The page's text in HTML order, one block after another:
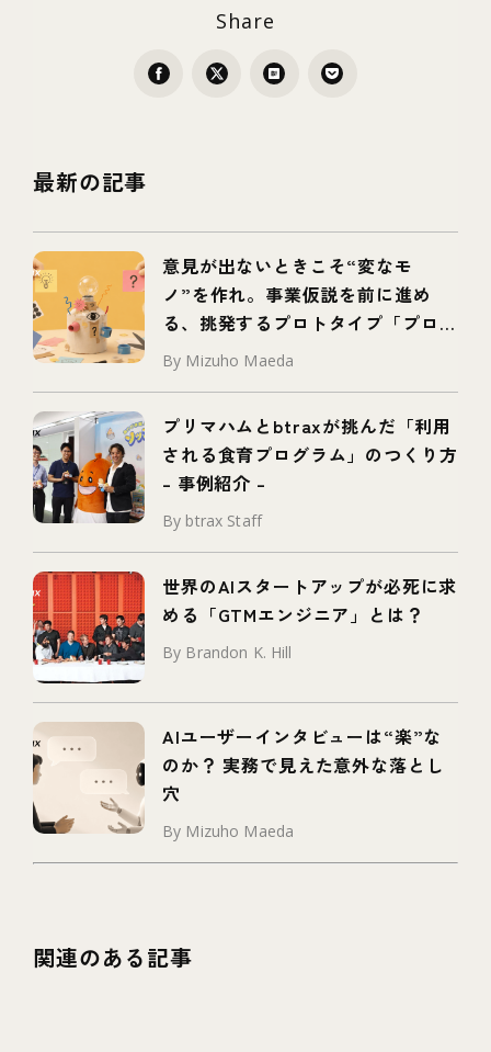
Share
最新の記事
意見が出ないときこそ“変なモ
ノ”を作れ。事業仮説を前に進め
る、挑発するプロトタイプ「プロボ
タイプ」とは
By Mizuho Maeda
プリマハムとbtraxが挑んだ「利用
される食育プログラム」のつくり方
– 事例紹介 –
By btrax Staff
世界のAIスタートアップが必死に求
める「GTMエンジニア」とは？
By Brandon K. Hill
AIユーザーインタビューは“楽”な
のか？ 実務で見えた意外な落とし
穴
By Mizuho Maeda
関連のある記事